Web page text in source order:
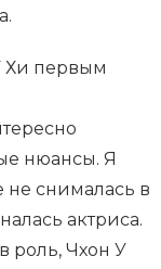
Хи первым
нюансы. Я
снималась в
актриса.
роль, Чхон У